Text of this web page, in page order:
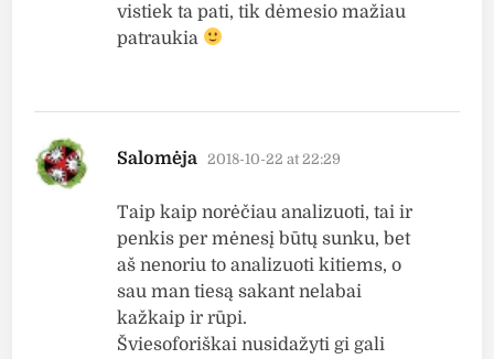
vistiek ta pati, tik dėmesio mažiau
patraukia
Salomėja says:
2018-10-22 at 22:29
Taip kaip norėčiau analizuoti, tai ir
penkis per mėnesį būtų sunku, bet
aš nenoriu to analizuoti kitiems, o
sau man tiesą sakant nelabai
kažkaip ir rūpi.
Šviesoforiškai nusidažyti gi gali